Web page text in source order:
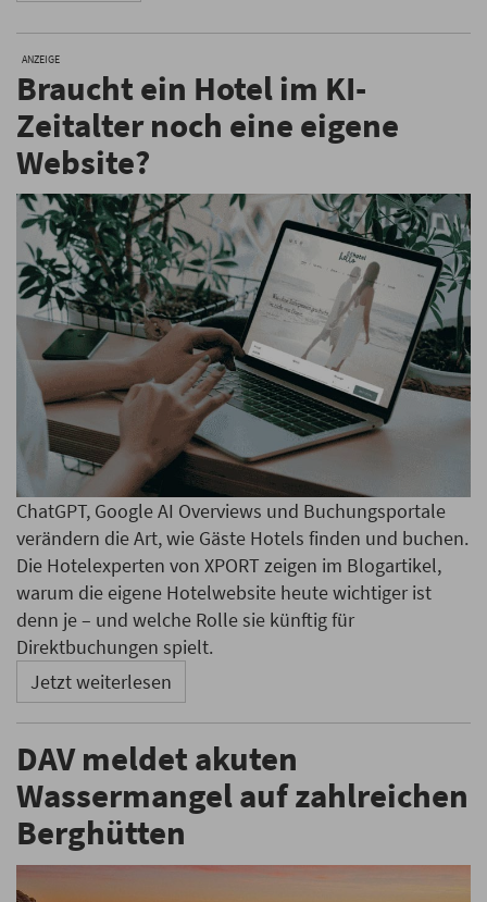
ANZEIGE
Braucht ein Hotel im KI-
Zeitalter noch eine eigene
Website?
ChatGPT, Google AI Overviews und Buchungsportale
verändern die Art, wie Gäste Hotels finden und buchen.
Die Hotelexperten von XPORT zeigen im Blogartikel,
warum die eigene Hotelwebsite heute wichtiger ist
denn je – und welche Rolle sie künftig für
Direktbuchungen spielt.
Jetzt weiterlesen
DAV meldet akuten
Wassermangel auf zahlreichen
Berghütten